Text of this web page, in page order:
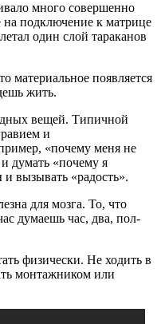
много совершенно
подключение к матрице
один слой тараканов
материальное появляется
жить.
вещей. Типичной
и
«почему меня не
думать «почему я
вызывать «радость».
для мозга. То, что
думаешь час, два, пол-
физически. Не ходить в
монтажником или